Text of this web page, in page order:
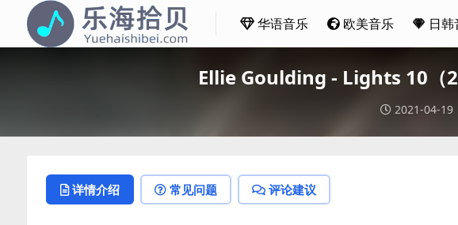
华语音乐 欧美音乐 日
Ellie Goulding - Lights 10
2021-04-19
详情介绍 常见问题 评论建议